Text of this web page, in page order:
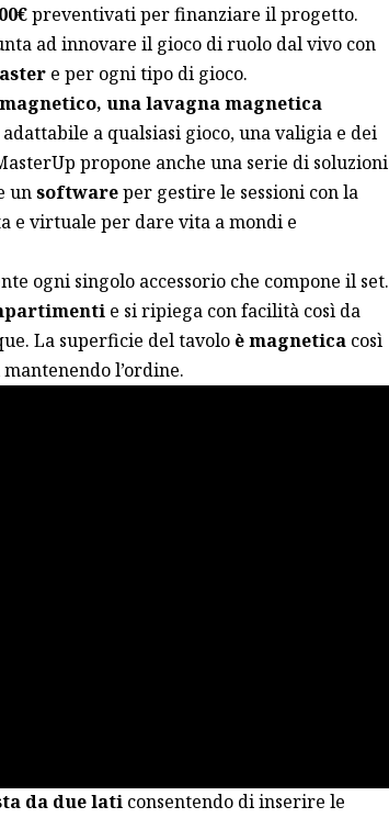
preventivati per finanziare il progetto.
ad innovare il gioco di ruolo dal vivo con
e per ogni tipo di gioco.
una lavagna magnetica
adattabile a qualsiasi gioco, una valigia e dei
propone anche una serie di soluzioni
unsoftwareper gestire le sessioni con la
e virtuale per dare vita a mondi e
ogni singolo accessorio che compone il set.
e si ripiega con facilità così da
La superficie del tavolo è magneticacosì
l’ordine.
da due laticonsentendo di inserire le